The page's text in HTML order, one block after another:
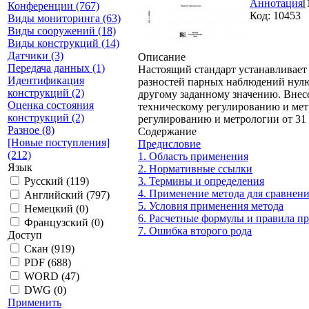
Конференции (767)
Виды мониторинга (63)
Виды сооружений (18)
Виды конструкций (14)
Датчики (3)
Передача данных (1)
Идентификация
конструкций (2)
Оценка состояния
конструкций (2)
Разное (8)
[Новые поступления]
(212)
Язык
Русский (119)
Английский (797)
Немецкий (0)
Французский (0)
Доступ
Скан (919)
PDF (688)
WORD (47)
DWG (0)
Применить
Аннотация
Код: 10453
Описание
Настоящий стандарт
разностей парных наблюдений
другому заданному значению.
техническому регулированию и
регулированию и метрологии от
Содержание
Предисловие
1. Область применения
2. Нормативные ссылки
3. Термины и определения
4. Применение метода для
5. Условия применения метода
6. Расчетные формулы и правила
7. Ошибка второго рода